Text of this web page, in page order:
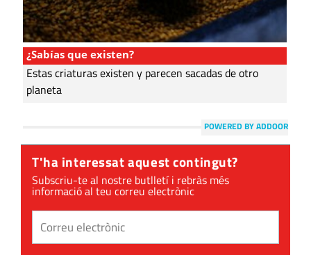
¿Sabías que existen?
Estas criaturas existen y parecen sacadas de otro
planeta
POWERED BY ADDOOR
T'ha interessat aquest contingut?
Subscriu-te al nostre butlletí i rebràs més
informació al teu correu electrònic